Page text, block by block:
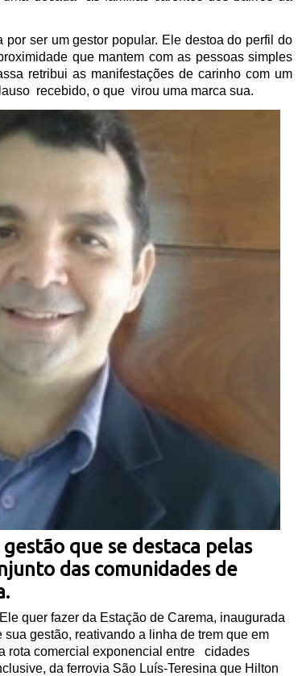
por ser um gestor popular. Ele destoa do perfil do
que mantem com as pessoas simples
retribui as manifestações de carinho com um
recebido, o que virou uma marca sua.
que se destaca pelas
das comunidades de
quer fazer da Estação de Carema, inaugurada
gestão, reativando a linha de trem que em
rota comercial exponencial entre
cidades
da ferrovia São Luís-Teresina que Hilton